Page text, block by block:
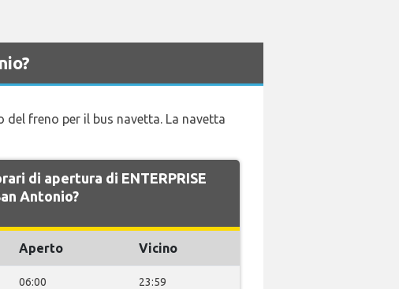
freno per il bus navetta. La navetta
di apertura di ENTERPRISE
Antonio?
Aperto Vicino
06:00 23:59